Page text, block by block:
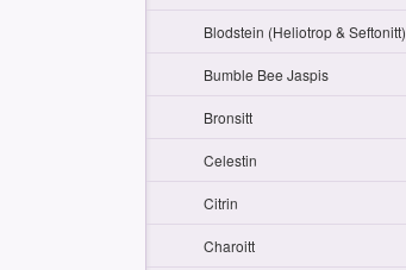
Blodstein (Heliotrop & Seftonitt)
Bumble Bee Jaspis
Bronsitt
Celestin
Citrin
Charoitt